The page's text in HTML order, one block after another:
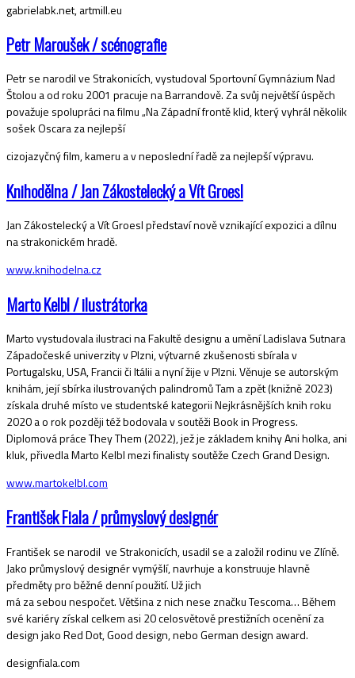
gabrielabk.net, artmill.eu
Petr Maroušek / scénografie
Petr se narodil ve Strakonicích, vystudoval Sportovní Gymnázium Nad
Štolou a od roku 2001 pracuje na Barrandově. Za svůj největší úspěch
považuje spolupráci na filmu „Na Západní frontě klid, který vyhrál několik
sošek Oscara za nejlepší
cizojazyčný film, kameru a v neposlední řadě za nejlepší výpravu.
Knihodělna / Jan Zákostelecký a Vít Groesl
Jan Zákostelecký a Vít Groesl představí nově vznikající expozici a dílnu
na strakonickém hradě.
www.knihodelna.cz
Marto Kelbl / ilustrátorka
Marto vystudovala ilustraci na Fakultě designu a umění Ladislava Sutnara
Západočeské univerzity v Plzni, výtvarné zkušenosti sbírala v
Portugalsku, USA, Francii či Itálii a nyní žije v Plzni. Věnuje se autorským
knihám, její sbírka ilustrovaných palindromů Tam a zpět (knižně 2023)
získala druhé místo ve studentské kategorii Nejkrásnějších knih roku
2020 a o rok později též bodovala v soutěži Book in Progress.
Diplomová práce They Them (2022), jež je základem knihy Ani holka, ani
kluk, přivedla Marto Kelbl mezi finalisty soutěže Czech Grand Design.
www.martokelbl.com
František Fiala / průmyslový designér
František se narodil ve Strakonicích, usadil se a založil rodinu ve Zlíně.
Jako průmyslový designér vymýšlí, navrhuje a konstruuje hlavně
předměty pro běžné denní použití. Už jich
má za sebou nespočet. Většina z nich nese značku Tescoma… Během
své kariéry získal celkem asi 20 celosvětově prestižních ocenění za
design jako Red Dot, Good design, nebo German design award.
designfiala.com